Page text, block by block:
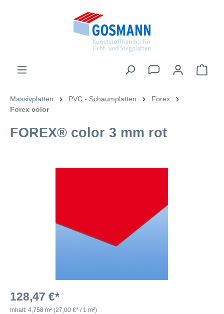
Massivplatten PVC - Schaumplatten
Forex
Forex color
FOREX® color 3 mm rot
128,47 €*
Inhalt: 4,758 m² (27,00 €* / 1 m²)